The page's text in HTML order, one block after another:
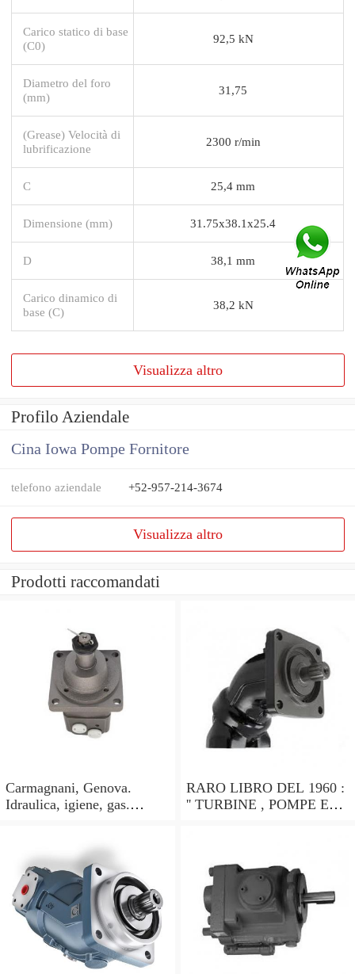
Carico statico di base
(C0)
92,5 kN
Diametro del foro
(mm)
31,75
(Grease) Velocità di
lubrificazione
2300 r/min
C 25,4 mm
Dimensione (mm) 31.75x38.1x25.4
D 38,1 mm
Carico dinamico di
base (C)
38,2 kN
Visualizza altro
Profilo Aziendale
Cina Iowa Pompe Fornitore
telefono aziendale +52-957-214-3674
Visualizza altro
Prodotti raccomandati
Carmagnani, Genova.
Idraulica, igiene, gas.
RARO LIBRO DEL 1960 :
'' TURBINE , POMPE ED